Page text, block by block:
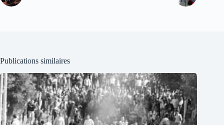
Publications similaires